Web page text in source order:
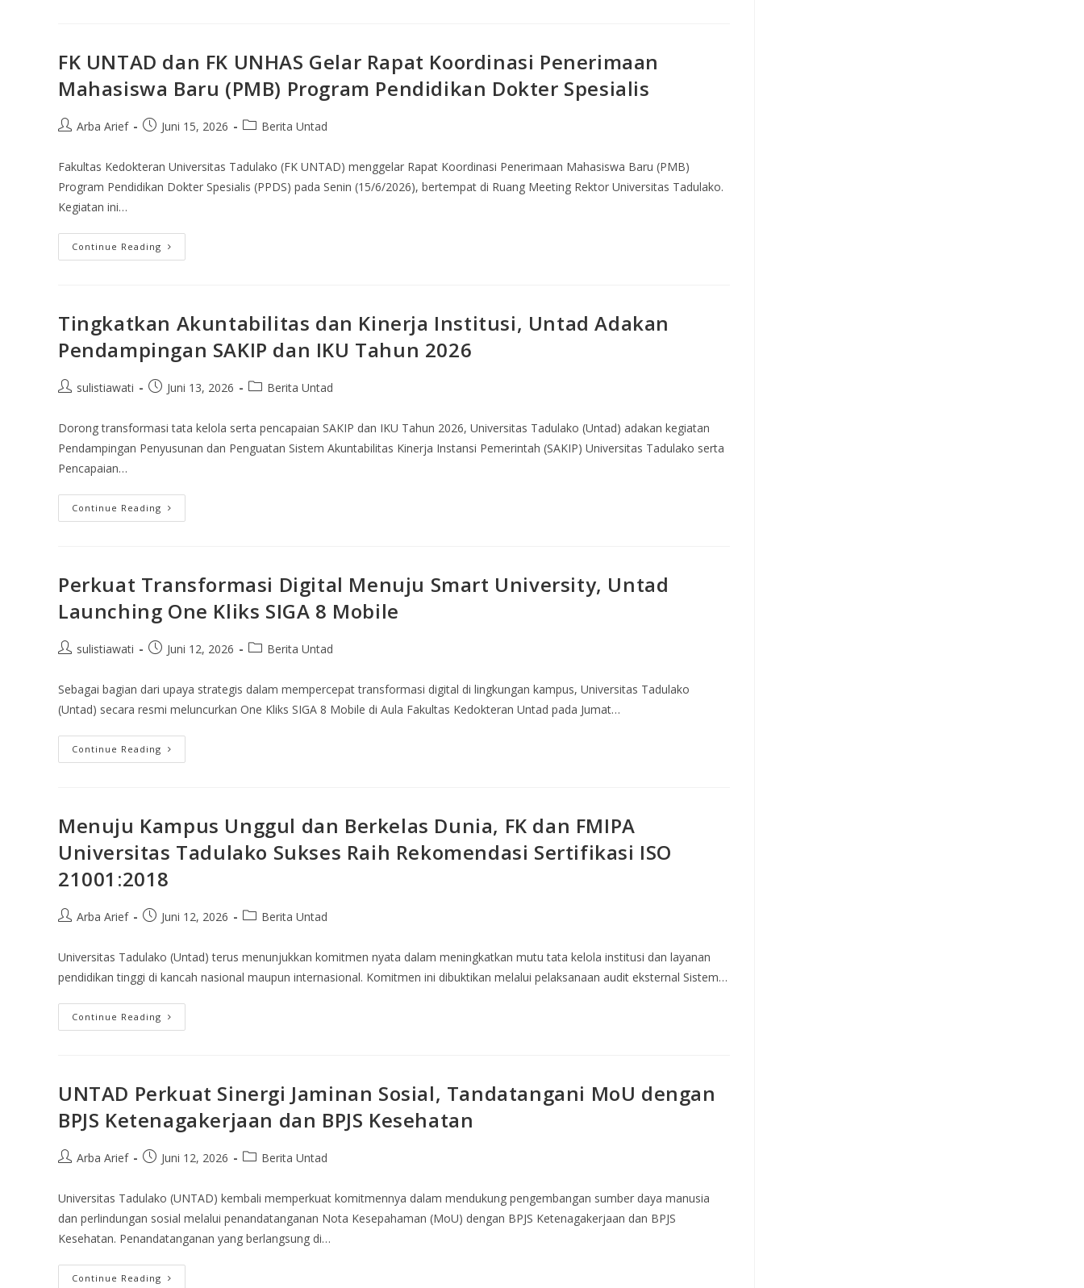
FK UNTAD dan FK UNHAS Gelar Rapat Koordinasi Penerimaan
Mahasiswa Baru (PMB) Program Pendidikan Dokter Spesialis
Arba Arief Juni 15, 2026 Berita Untad
Fakultas Kedokteran Universitas Tadulako (FK UNTAD) menggelar Rapat Koordinasi Penerimaan Mahasiswa Baru (PMB)
Program Pendidikan Dokter Spesialis (PPDS) pada Senin (15/6/2026), bertempat di Ruang Meeting Rektor Universitas Tadulako.
Kegiatan ini…
Continue Reading
Tingkatkan Akuntabilitas dan Kinerja Institusi, Untad Adakan
Pendampingan SAKIP dan IKU Tahun 2026
sulistiawati Juni 13, 2026 Berita Untad
Dorong transformasi tata kelola serta pencapaian SAKIP dan IKU Tahun 2026, Universitas Tadulako (Untad) adakan kegiatan
Pendampingan Penyusunan dan Penguatan Sistem Akuntabilitas Kinerja Instansi Pemerintah (SAKIP) Universitas Tadulako serta
Pencapaian…
Continue Reading
Perkuat Transformasi Digital Menuju Smart University, Untad
Launching One Kliks SIGA 8 Mobile
sulistiawati Juni 12, 2026 Berita Untad
Sebagai bagian dari upaya strategis dalam mempercepat transformasi digital di lingkungan kampus, Universitas Tadulako
(Untad) secara resmi meluncurkan One Kliks SIGA 8 Mobile di Aula Fakultas Kedokteran Untad pada Jumat…
Continue Reading
Menuju Kampus Unggul dan Berkelas Dunia, FK dan FMIPA
Universitas Tadulako Sukses Raih Rekomendasi Sertifikasi ISO
21001:2018
Arba Arief Juni 12, 2026 Berita Untad
Universitas Tadulako (Untad) terus menunjukkan komitmen nyata dalam meningkatkan mutu tata kelola institusi dan layanan
pendidikan tinggi di kancah nasional maupun internasional. Komitmen ini dibuktikan melalui pelaksanaan audit eksternal Sistem…
Continue Reading
UNTAD Perkuat Sinergi Jaminan Sosial, Tandatangani MoU dengan
BPJS Ketenagakerjaan dan BPJS Kesehatan
Arba Arief Juni 12, 2026 Berita Untad
Universitas Tadulako (UNTAD) kembali memperkuat komitmennya dalam mendukung pengembangan sumber daya manusia
dan perlindungan sosial melalui penandatanganan Nota Kesepahaman (MoU) dengan BPJS Ketenagakerjaan dan BPJS
Kesehatan. Penandatanganan yang berlangsung di…
Continue Reading